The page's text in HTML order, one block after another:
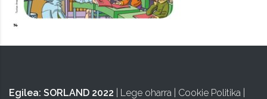
Egilea: SORLAND 2022 Lege oharra Cookie Politika